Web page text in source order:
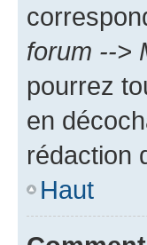
forum -->
pourrez
en
rédaction
Haut